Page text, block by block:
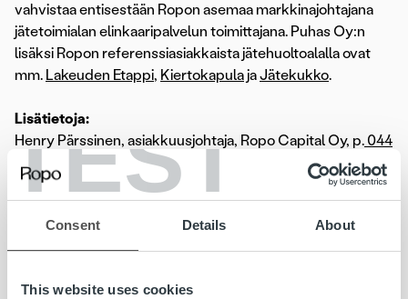
TEST
Consent Details About
This website uses cookies
vahvistaa entisestään Ropon asemaa markkinajohtajana
jätetoimialan elinkaaripalvelun toimittajana. Puhas Oy:n
lisäksi Ropon referenssiasiakkaista jätehuoltoalalla ovat
mm. Lakeuden Etappi, KiertokapulajaJätekukko.
Lisätietoja:
Henry Pärssinen, asiakkuusjohtaja, Ropo Capital Oy, p. 044
783 8782
,henry.parssinen@ropocapital.fi
Marja-Riitta Mutka, hallintojohtaja, Puhas Oy, p.040 537
1340,marja-riitta.mutka@puhas.fi
Ropo Capital on johtava laskun elinkaari- ja